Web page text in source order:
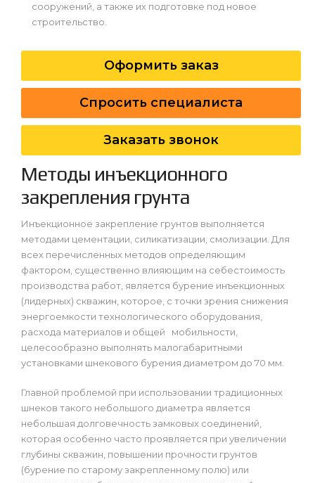
сооружений, а также их подготовке под новое
строительство.
Оформить заказ
Спросить специалиста
Заказать звонок
Методы инъекционного
закрепления грунта
Инъекционное закрепление грунтов выполняется
методами цементации, силикатизации, смолизации. Для
всех перечисленных методов определяющим
фактором, существенно влияющим на себестоимость
производства работ, является бурение инъекционных
(лидерных) скважин, которое, с точки зрения снижения
энергоемкости технологического оборудования,
расхода материалов и общей мобильности,
целесообразно выполнять малогабаритными
установками шнекового бурения диаметром до 70 мм.
Главной проблемой при использовании традиционных
шнеков такого небольшого диаметра является
небольшая долговечность замковых соединений,
которая особенно часто проявляется при увеличении
глубины скважин, повышении прочности грунтов
(бурение по старому закрепленному полю) или